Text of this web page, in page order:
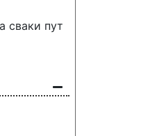
сваки пут